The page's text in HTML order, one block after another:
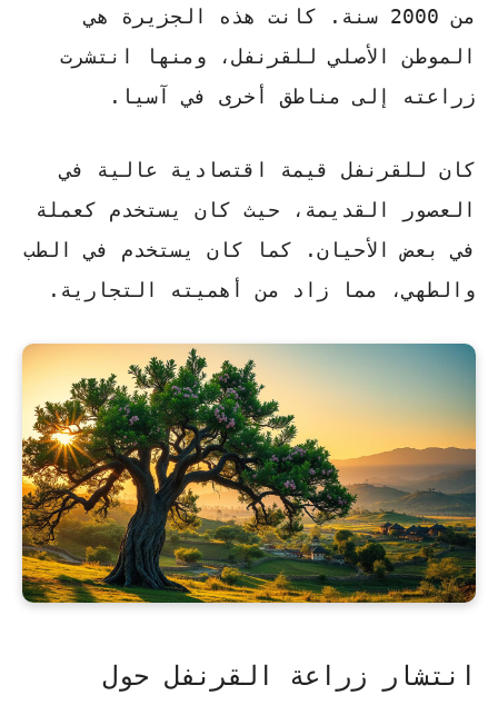
من 2000 سنة. كانت هذه الجزيرة هي
الموطن الأصلي للقرنفل، ومنها انتشرت
زراعته إلى مناطق أخرى في آسيا.
كان للقرنفل قيمة اقتصادية عالية في
العصور القديمة، حيث كان يستخدم كعملة
في بعض الأحيان. كما كان يستخدم في الطب
والطهي، مما زاد من أهميته التجارية.
انتشار زراعة القرنفل حول